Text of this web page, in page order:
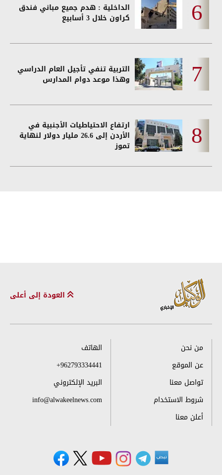
الداخلية : هدم جميع مباني فندق
كراون خلال 3 أسابيع
التربية تنفي تأجيل العام الدراسي
وهذا موعد دوام المدارس
ارتفاع الاحتياطيات الأجنبية في
الأردن إلى 26.6 مليار دولار لنهاية
تموز
العودة إلى أعلى
من نحن
عن الموقع
تواصل معنا
شروط الاستخدام
أعلن معنا
الهاتف
+962793334441
البريد الإلكتروني
info@alwakeelnews.com